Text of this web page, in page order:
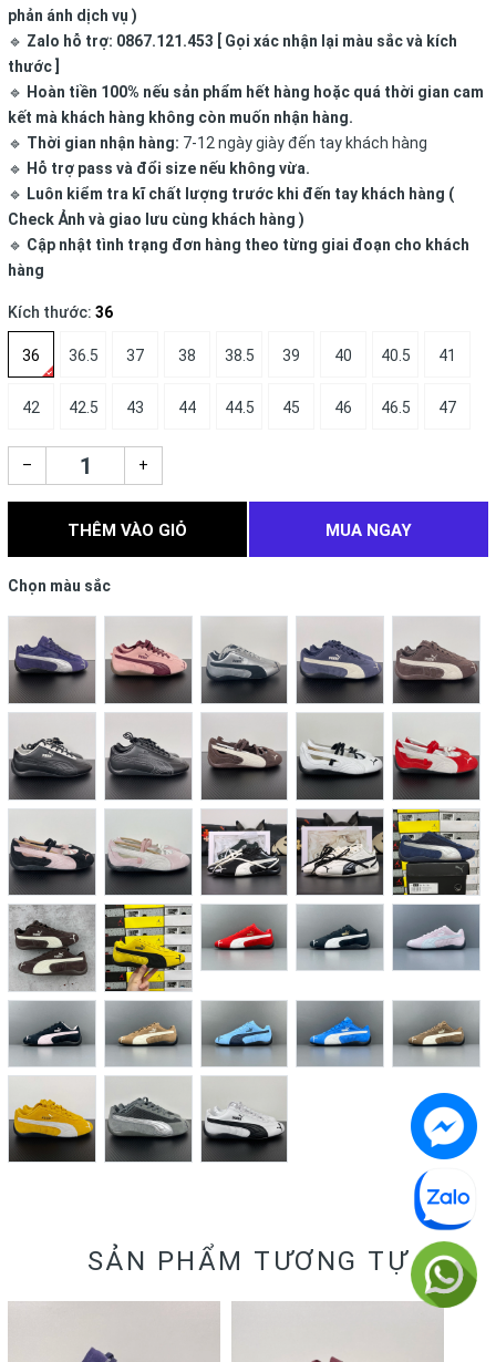
phản ánh dịch vụ )
🔹 Zalo hỗ trợ: 0867.121.453 [ Gọi xác nhận lại màu sắc và kích
thước ]
🔹 Hoàn tiền 100% nếu sản phẩm hết hàng hoặc quá thời gian cam
kết mà khách hàng không còn muốn nhận hàng.
🔹 Thời gian nhận hàng: 7-12 ngày giày đến tay khách hàng
🔹 Hỗ trợ pass và đổi size nếu không vừa.
🔹 Luôn kiểm tra kĩ chất lượng trước khi đến tay khách hàng (
Check Ảnh và giao lưu cùng khách hàng )
🔹 Cập nhật tình trạng đơn hàng theo từng giai đoạn cho khách
hàng
Kích thước: 36
36 36.5 37 38 38.5 39 40 40.5 41
42 42.5 43 44 44.5 45 46 46.5 47
– +
THÊM VÀO GIỎ MUA NGAY
Chọn màu sắc
SẢN PHẨM TƯƠNG TỰ